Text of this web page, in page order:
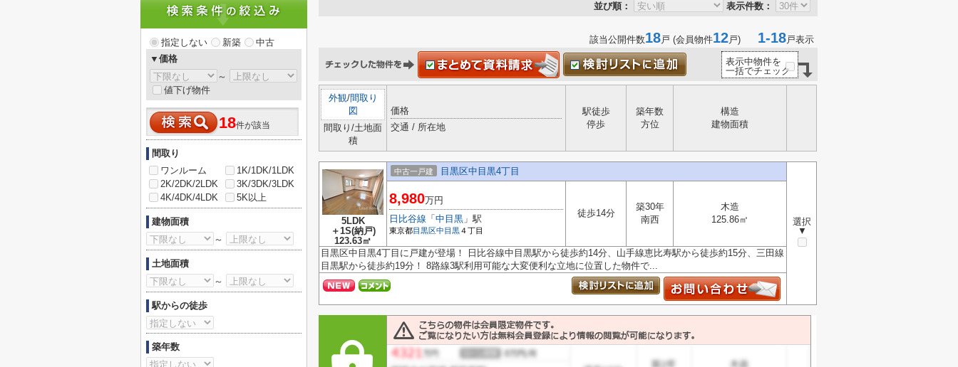
並び順： 表示件数：
該当公開件数18戸 (会員物件12戸) 1-18戸表示
表示中物件を
一括でチェック
外観/間取り
図
間取り/土地面
積
価格
交通 / 所在地
駅徒歩
停歩
築年数
方位
構造
建物面積
5LDK
＋1S(納戸)
123.63㎡
中古一戸建 目黒区中目黒4丁目
選択
▼
8,980万円
日比谷線 「 中目黒 」駅
東京都目黒区中目黒４丁目
徒歩14分
築30年
南西
木造
125.86㎡
目黒区中目黒4丁目に戸建が登場！ 日比谷線中目黒駅から徒歩約14分、山手線恵比寿駅から徒歩約15分、三田線
目黒駅から徒歩約19分！ 8路線3駅利用可能な大変便利な立地に位置した物件で...
指定しない 新築
中古
▼価格
～
値下げ物件
18件が該当
間取り
ワンルーム
1K/1DK/1LDK
2K/2DK/2LDK
3K/3DK/3LDK
4K/4DK/4LDK
5K以上
建物面積
～
土地面積
～
駅からの徒歩
築年数